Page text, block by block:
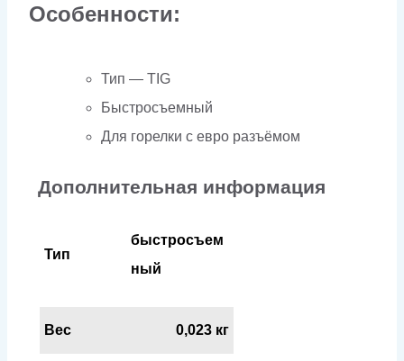
Особенности:
Тип — ТIG
Быстросъемный
Для горелки с евро разъёмом
Дополнительная информация
Тип
быстросъем
ный
Вес 0,023 кг